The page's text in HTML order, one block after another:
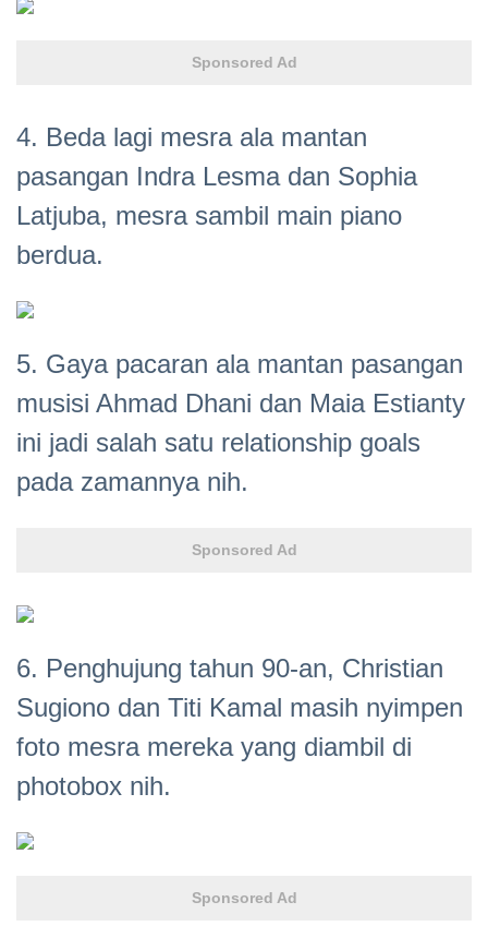
Sponsored Ad
4. Beda lagi mesra ala mantan
pasangan Indra Lesma dan Sophia
Latjuba, mesra sambil main piano
berdua.
5. Gaya pacaran ala mantan pasangan
musisi Ahmad Dhani dan Maia Estianty
ini jadi salah satu relationship goals
pada zamannya nih.
Sponsored Ad
6. Penghujung tahun 90-an, Christian
Sugiono dan Titi Kamal masih nyimpen
foto mesra mereka yang diambil di
photobox nih.
Sponsored Ad